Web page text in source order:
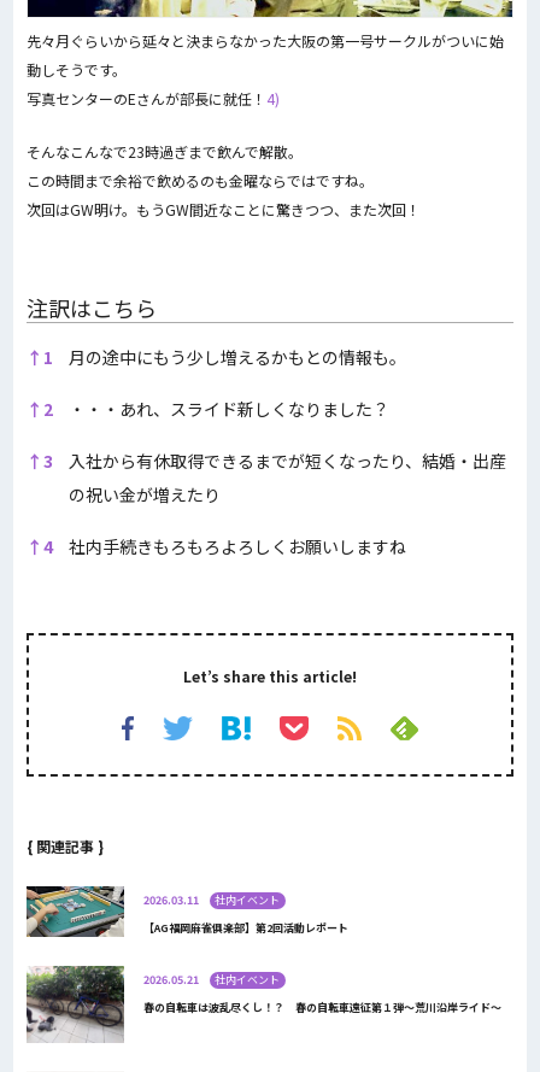
先々月ぐらいから延々と決まらなかった大阪の第一号サークルがついに始
動しそうです。
写真センターのEさんが部長に就任！ 4)
そんなこんなで23時過ぎまで飲んで解散。
この時間まで余裕で飲めるのも金曜ならではですね。
次回はGW明け。もうGW間近なことに驚きつつ、また次回！
注訳はこちら
注訳はこちら
↑ 1 月の途中にもう少し増えるかもとの情報も。
↑ 2 ・・・あれ、スライド新しくなりました？
↑ 3
入社から有休取得できるまでが短くなったり、結婚・出産
の祝い金が増えたり
↑ 4 社内手続きもろもろよろしくお願いしますね
Let’s share this article!
{ 関連記事 }
2026.03.11
社内イベント
【AG福岡麻雀俱楽部】第2回活動レポート
2026.05.21
社内イベント
春の自転車は波乱尽くし！？ 春の自転車遠征第１弾～荒川沿岸ライド～